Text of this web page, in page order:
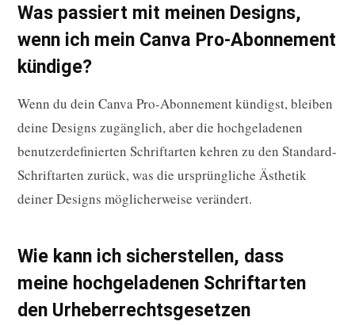
Was passiert mit meinen Designs,
wenn ich mein Canva Pro-Abonnement
kündige?
Wenn du dein Canva Pro-Abonnement kündigst, bleiben
deine Designs zugänglich, aber die hochgeladenen
benutzerdefinierten Schriftarten kehren zu den Standard-
Schriftarten zurück, was die ursprüngliche Ästhetik
deiner Designs möglicherweise verändert.
Wie kann ich sicherstellen, dass
meine hochgeladenen Schriftarten
den Urheberrechtsgesetzen